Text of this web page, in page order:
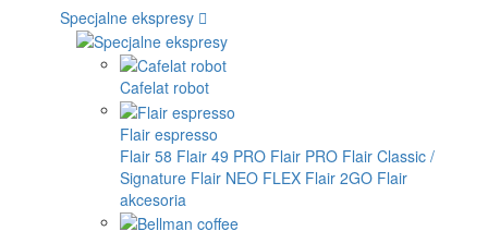
Specjalne ekspresy
Cafelat robot
Flair espresso
Flair 58 Flair 49 PRO Flair PRO Flair Classic /
Signature Flair NEO FLEX Flair 2GO Flair
akcesoria